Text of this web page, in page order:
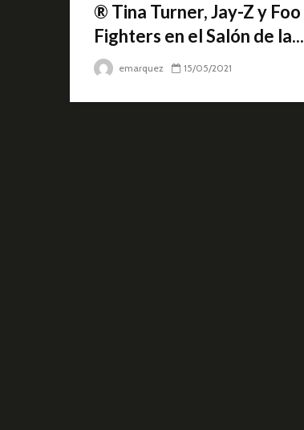
® Tina Turner, Jay-Z y Foo
Fighters en el Salón de la...
emarquez 15/05/2021